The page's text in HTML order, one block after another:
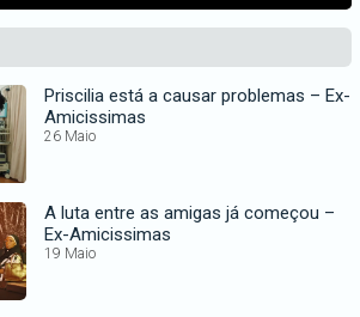
Priscilia está a causar problemas – Ex-
Amicissimas
26 Maio
A luta entre as amigas já começou –
Ex-Amicissimas
19 Maio